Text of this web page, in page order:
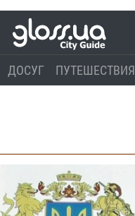
ДОСУГ ПУТЕШЕСТВИЯ